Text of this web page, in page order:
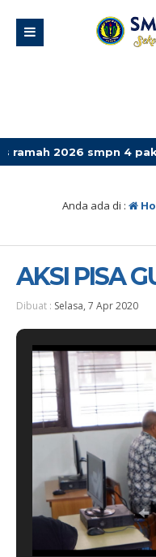
smpn 4 pakem lihat
Anda ada di :
AKSI PISA
Dibuat : Selasa, 7 Apr 2020